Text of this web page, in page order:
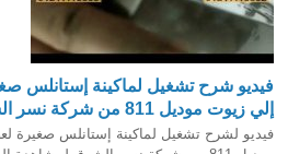
فيديو شرح تشغيل لماكينة إستانلس
إلي زيوت موديل 811 من شركة نسر الشرق
فيديو لشرح تشغيل لماكينة إستانلس صغيرة